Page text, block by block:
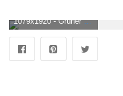
1079x1920 - Grüner Ästhetischer Tumblr Wallpaper KOSTENLOS. Grüner Hintergrundbild für Handy.